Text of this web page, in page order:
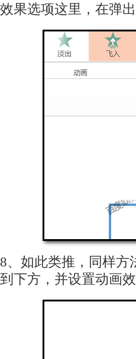
效果选项这里，在弹
8、如此类推，同样方
到下方，并设置动画